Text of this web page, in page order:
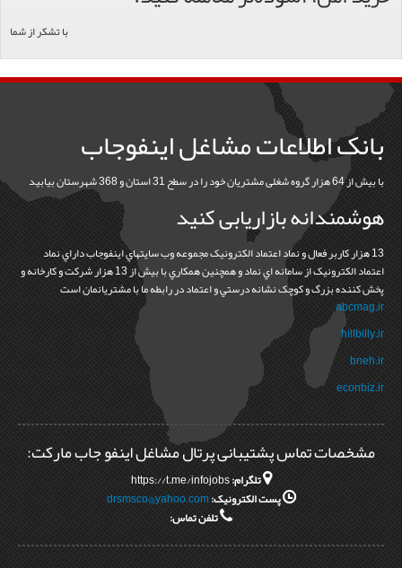
با تشکر از شما
بانک اطلاعات مشاغل اینفوجاب
با بیش از 64 هزار گروه شغلی مشتریان خود را در سطح 31 استان و 368 شهرستان بیابید
هوشمندانه بازاریابی کنید
13 هزار کاربر فعال و نماد اعتماد الکترونيک مجموعه وب سايتهاي اينفوجاب داراي نماد
اعتماد الکترونيک از سامانه اي نماد و همچنين همکاري با بيش از 13 هزار شرکت و کارخانه و
پخش کننده بزرگ و کوچک نشانه درستي و اعتماد در رابطه ما با مشتريانمان است
abcmag.ir
hillbilly.ir
bneh.ir
econbiz.ir
مشخصات تماس پشتیبانی پرتال مشاغل اینفو جاب مارکت:
تلگرام:https://t.me/infojobs
پست الکترونیک:drsmsco@yahoo.com
تلفن تماس: